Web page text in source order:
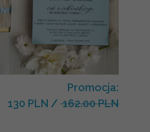
Promocja:
130 PLN / 162.00 PLN